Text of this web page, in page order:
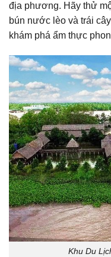
địa phương. Hãy thử
bún nước lèo và trái
khám phá ẩm thực
Khu Du